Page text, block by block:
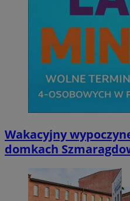
Wakacyjny
domkach